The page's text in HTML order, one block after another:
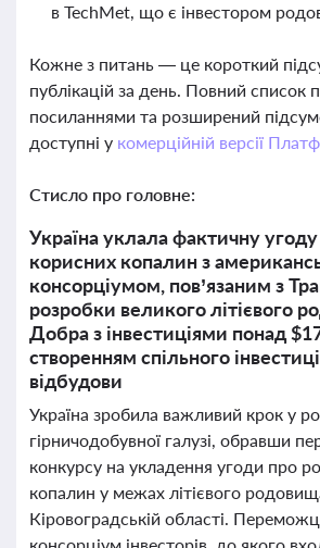
в TechMet, що є інвестором
Кожне з питань — це короткий
публікацій за день. Повний
посиланнями та розширений
доступні у комерційній версії
Стисло про головне:
Україна уклала фактичну
корисних копалин з
консорціумом, пов’язаним з
розробки великого літієвого
Добра з інвестиціями понад
створенням спільного
відбудови
Україна зробила важливий крок у
гірничодобувної галузі, обравши
конкурсу на укладення угоди про
копалин у межах літієвого
Кіровоградській області.